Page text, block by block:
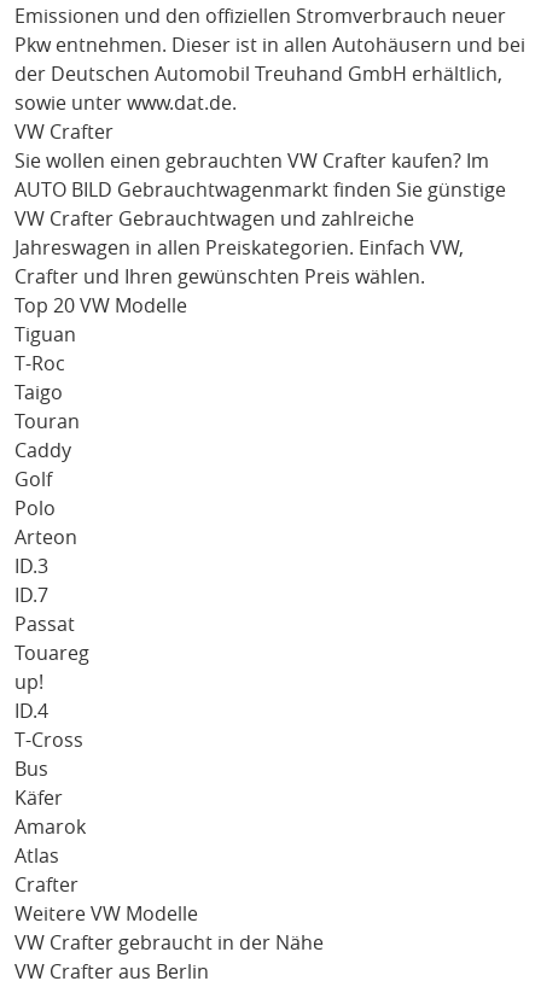
Emissionen und den offiziellen Stromverbrauch neuer
Pkw entnehmen. Dieser ist in allen Autohäusern und bei
der Deutschen Automobil Treuhand GmbH erhältlich,
sowie unter www.dat.de.
VW Crafter
Sie wollen einen gebrauchten VW Crafter kaufen? Im
AUTO BILD Gebrauchtwagenmarkt finden Sie günstige
VW Crafter Gebrauchtwagen und zahlreiche
Jahreswagen in allen Preiskategorien. Einfach VW,
Crafter und Ihren gewünschten Preis wählen.
Top 20 VW Modelle
Tiguan
T-Roc
Taigo
Touran
Caddy
Golf
Polo
Arteon
ID.3
ID.7
Passat
Touareg
up!
ID.4
T-Cross
Bus
Käfer
Amarok
Atlas
Crafter
Weitere VW Modelle
VW Crafter gebraucht in der Nähe
VW Crafter aus Berlin